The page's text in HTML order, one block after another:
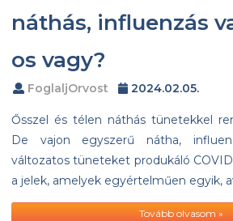
náthás, influenzás
os vagy?
FoglaljOrvost 2024.02.05.
Ősszel és télen náthás tünetekkel
De vajon egyszerű nátha,
változatos tüneteket produkáló
a jelek, amelyek egyértelműen egyik,
Tovább olvasom »